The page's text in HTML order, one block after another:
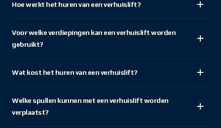
Hoe werkt het huren van een verhuislift?
Voor welke verdiepingen kan een verhuislift worden
gebruikt?
Wat kost het huren van een verhuislift?
Welke spullen kunnen met een verhuislift worden
verplaatst?